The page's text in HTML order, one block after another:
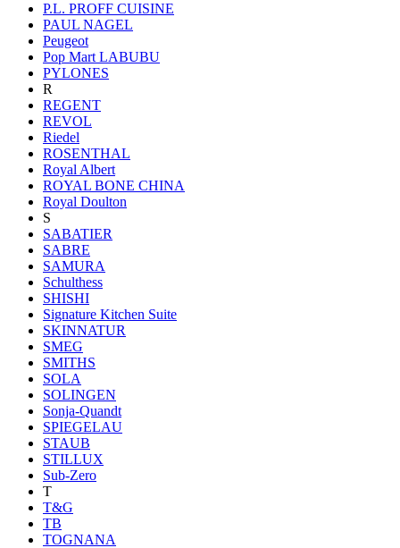
P.L. PROFF CUISINE
PAUL NAGEL
Peugeot
Pop Mart LABUBU
PYLONES
R
REGENT
REVOL
Riedel
ROSENTHAL
Royal Albert
ROYAL BONE CHINA
Royal Doulton
S
SABATIER
SABRE
SAMURA
Schulthess
SHISHI
Signature Kitchen Suite
SKINNATUR
SMEG
SMITHS
SOLA
SOLINGEN
Sonja-Quandt
SPIEGELAU
STAUB
STILLUX
Sub-Zero
T
T&G
TB
TOGNANA